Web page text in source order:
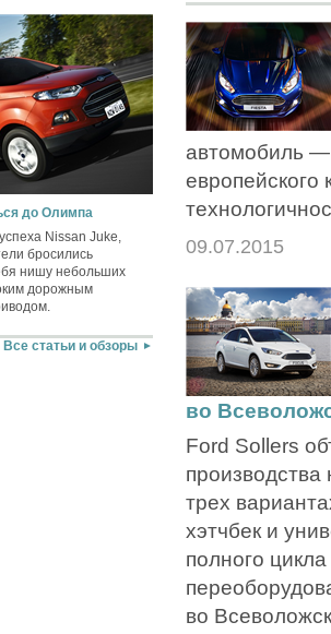
до Олимпа
Nissan Juke,
бросились
нишу небольших
дорожным
Все статьи и обзоры
автомобиль
европейского
09.07.2015
во
Ford Sollers
производства
трех
хэтчбек и
полного
во